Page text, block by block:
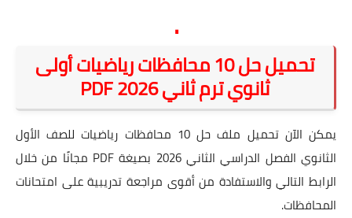
.
تحميل حل 10 محافظات رياضيات أولى
ثانوي ترم ثاني 2026 PDF
يمكن الآن تحميل ملف حل 10 محافظات رياضيات للصف الأول
الثانوي الفصل الدراسي الثاني 2026 بصيغة PDF مجانًا من خلال
الرابط التالي والاستفادة من أقوى مراجعة تدريبية على امتحانات
المحافظات.